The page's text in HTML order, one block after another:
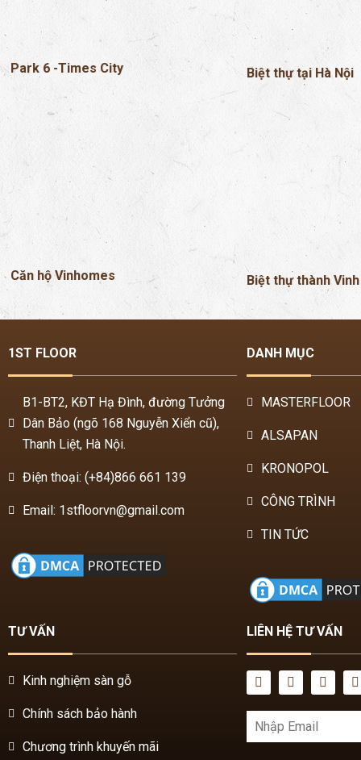
Park 6 -Times City Biệt thự tại Hà Nội
Căn hộ Vinhomes Biệt thự thành Vinh
1ST FLOOR
B1-BT2, KĐT Hạ Đình, đường Tưởng
Dân Bảo (ngõ 168 Nguyễn Xiển cũ),
Thanh Liệt, Hà Nội.
Điện thoại: (+84)866 661 139
Email: 1stfloorvn@gmail.com
DANH MỤC
MASTERFLOOR
ALSAPAN
KRONOPOL
CÔNG TRÌNH
TIN TỨC
TƯ VẤN
Kinh nghiệm sàn gỗ
Chính sách bảo hành
Chương trình khuyến mãi
LIÊN HỆ TƯ VẤN